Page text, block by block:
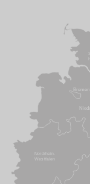
Nordrhein-
Westfalen
Bremen